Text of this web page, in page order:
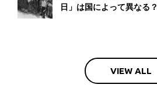
日」は国によって異なる？
VIEW ALL